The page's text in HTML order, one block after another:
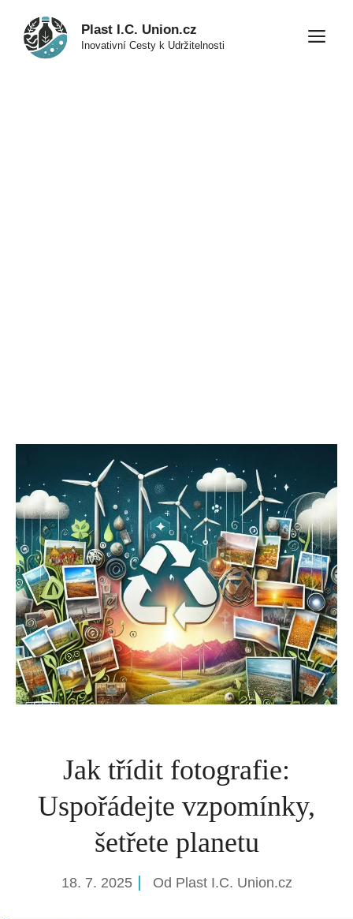
obsah
Plast I.C. Union.cz
Inovativní Cesty k Udržitelnosti
Jak třídit fotografie:
Uspořádejte vzpomínky,
šetřete planetu
18. 7. 2025 Od Plast I.C. Union.cz